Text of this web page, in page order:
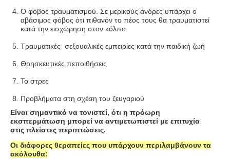
Ο φόβος τραυματισμού. Σε μερικούς άνδρες υπάρχει ο
αβάσιμος φόβος ότι πιθανόν το πέος τους θα τραυματιστεί
κατά την εισχώρηση στον κόλπο
Τραυματικές σεξουαλικές εμπειρίες κατά την παιδική ζωή
Θρησκευτικές πεποιθήσεις
Το στρες
Προβλήματα στη σχέση του ζευγαριού
Είναι σημαντικό να τονιστεί, ότι η πρόωρη
εκσπερμάτωση μπορεί να αντιμετωπιστεί με επιτυχία
στις πλείστες περιπτώσεις.
Οι διάφορες θεραπείες που υπάρχουν περιλαμβάνουν τα
ακόλουθα: